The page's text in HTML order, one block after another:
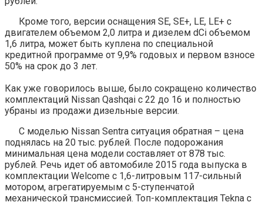
Кроме того, версии оснащения SE, SE+, LE, LE+ с
двигателем объемом 2,0 литра и дизелем dCi объемом
1,6 литра, может быть куплена по специальной
кредитной программе от 9,9% годовых и первом взносе
50% на срок до 3 лет.
Как уже говорилось выше, было сокращено количество
комплектаций Nissan Qashqai c 22 до 16 и полностью
убраны из продажи дизельные версии.
С моделью Nissan Sentra ситуация обратная – цена
поднялась на 20 тыс. рублей. После подорожания
минимальная цена модели составляет от 878 тыс.
рублей. Речь идет об автомобиле 2015 года выпуска в
комплектации Welcome с 1,6-литровым 117-сильный
мотором, агрегатируемым с 5-ступенчатой
механической трансмиссией. Топ-комплектация Tekna с